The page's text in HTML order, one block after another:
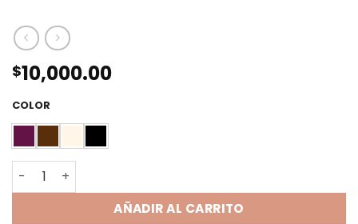
$10,000.00
COLOR
TOP BUCHE LANILLA BRILLOS cantidad
AÑADIR AL CARRITO